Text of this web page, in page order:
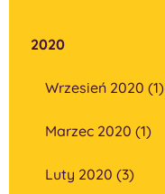
2020
Wrzesień 2020 (1)
Marzec 2020 (1)
Luty 2020 (3)